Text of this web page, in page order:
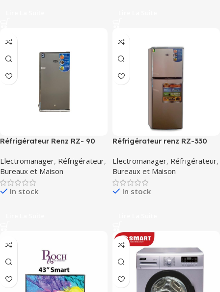
Réfrigérateur Renz RZ- 90
Electromanager, Réfrigérateur,
Bureaux et Maison
In stock
Réfrigérateur renz RZ-330
Electromanager, Réfrigérateur,
Bureaux et Maison
In stock